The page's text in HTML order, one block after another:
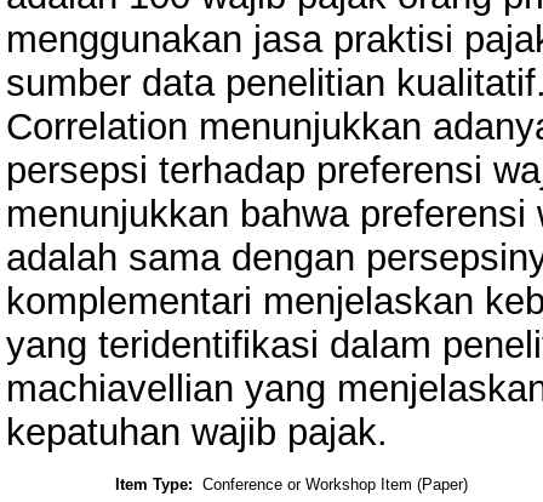
menggunakan jasa praktisi
sumber data penelitian
Correlation menunjukkan
persepsi terhadap preferensi
menunjukkan bahwa
adalah sama dengan
komplementari menjelaskan
yang teridentifikasi dalam
machiavellian yang
kepatuhan wajib pajak.
Item Type: Conference or Workshop Item (Paper)